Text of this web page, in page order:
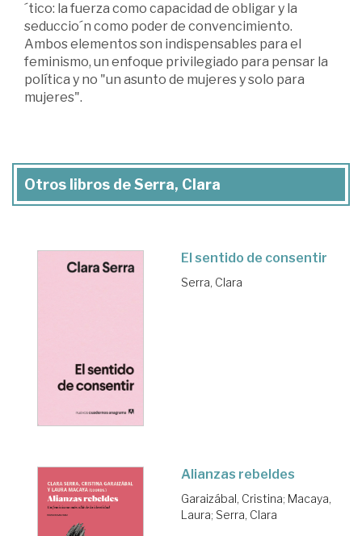
´tico: la fuerza como capacidad de obligar y la
seduccio´n como poder de convencimiento.
Ambos elementos son indispensables para el
feminismo, un enfoque privilegiado para pensar la
política y no "un asunto de mujeres y solo para
mujeres".
Otros libros de Serra, Clara
El sentido de consentir
Serra, Clara
Alianzas rebeldes
Garaizábal, Cristina; Macaya,
Laura; Serra, Clara